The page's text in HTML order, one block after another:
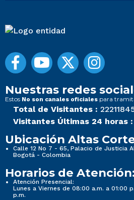
Nuestras redes
Estos No son canales oficiales para
Total de Visitantes :
Visitantes Últimas 24 horas :
Ubicación Altas
Calle 12 No 7 - 65, Palacio de Justicia
Bogotá - Colombia
Horarios de Atención:
Atención Presencial:
Lunes a Viernes de 08:00 a.m. a 01:00
p.m.